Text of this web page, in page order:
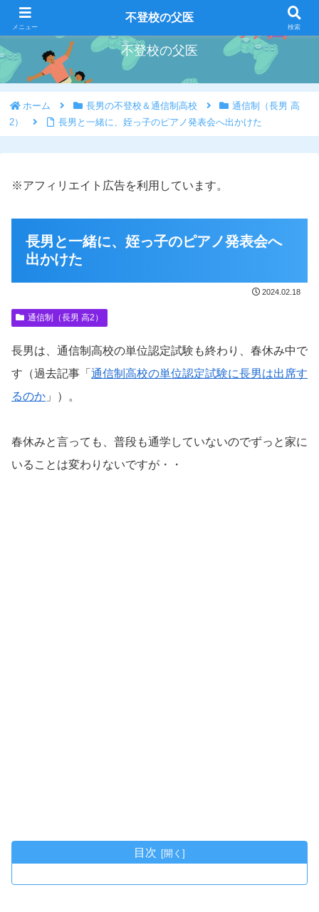
好きな事を好きな時にやろう
不登校の父医
ホーム 長男の不登校＆通信制高校
通信制（長男 高
2）
長男と一緒に、姪っ子のピアノ発表会へ出かけた
※アフィリエイト広告を利用しています。
長男と一緒に、姪っ子のピアノ発表会へ
出かけた
2024.02.18
通信制（長男 高2）
長男は、通信制高校の単位認定試験も終わり、春休み中で
す（過去記事「 通信制高校の単位認定試験に長男は出席す
るのか 」）。
春休みと言っても、普段も通学していないのでずっと家に
いることは変わりないですが・・
目次
メニュー
不登校の父医
検索